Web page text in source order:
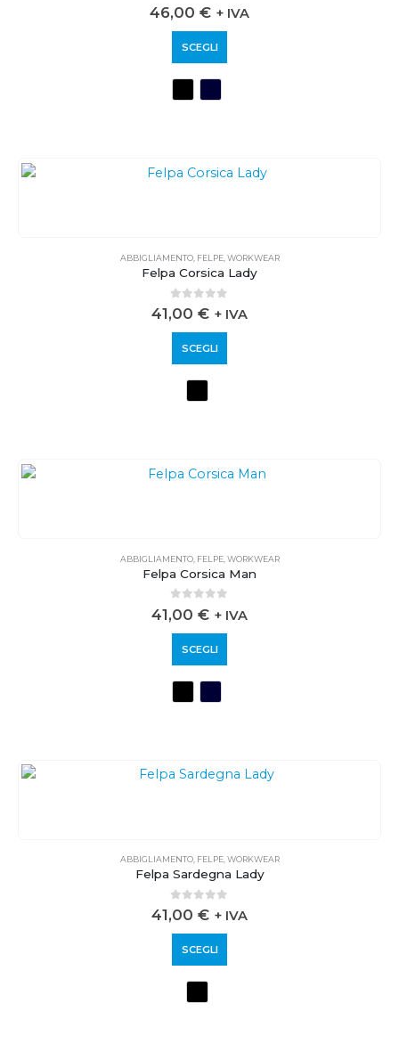
0out of 5
46,00 € + IVA
SCEGLI
ABBIGLIAMENTO, FELPE, WORKWEAR
Felpa Corsica Lady
0out of 5
41,00 € + IVA
SCEGLI
ABBIGLIAMENTO, FELPE, WORKWEAR
Felpa Corsica Man
0out of 5
41,00 € + IVA
SCEGLI
ABBIGLIAMENTO, FELPE,WORKWEAR
Felpa Sardegna Lady
0out of 5
41,00 € + IVA
SCEGLI